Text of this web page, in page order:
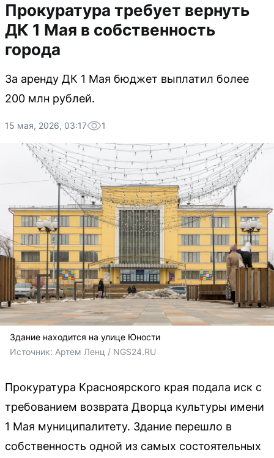
Прокуратура требует вернуть
ДК 1 Мая в собственность
города
За аренду ДК 1 Мая бюджет выплатил более
200 млн рублей.
15 мая, 2026, 03:17 1
Здание находится на улице Юности
Источник: Артем Ленц / NGS24.RU
Прокуратура Красноярского края подала иск с
требованием возврата Дворца культуры имени
1 Мая муниципалитету. Здание перешло в
собственность одной из самых состоятельных